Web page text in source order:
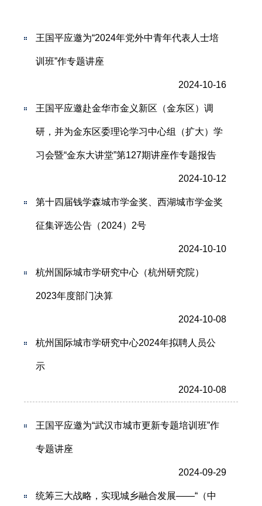
王国平应邀为“2024年党外中青年代表人士培
训班”作专题讲座
2024-10-16
王国平应邀赴金华市金义新区（金东区）调
研，并为金东区委理论学习中心组（扩大）学
习会暨“金东大讲堂”第127期讲座作专题报告
2024-10-12
第十四届钱学森城市学金奖、西湖城市学金奖
征集评选公告（2024）2号
2024-10-10
杭州国际城市学研究中心（杭州研究院）
2023年度部门决算
2024-10-08
杭州国际城市学研究中心2024年拟聘人员公
示
2024-10-08
王国平应邀为“武汉市城市更新专题培训班”作
专题讲座
2024-09-29
统筹三大战略，实现城乡融合发展——“（中